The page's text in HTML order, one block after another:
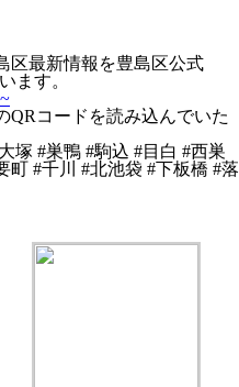
区最新情報を豊島区公式
ます。
QRコードを読み込んでいた
塚 #巣鴨 #駒込 #目白 #西巣
町 #千川 #北池袋 #下板橋 #落